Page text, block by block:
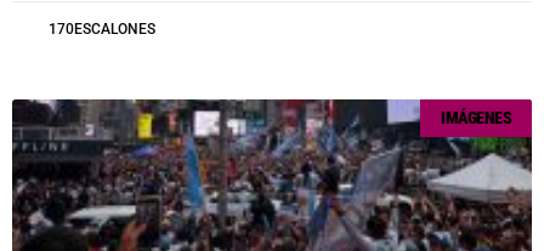
170ESCALONES
IMÁGENES